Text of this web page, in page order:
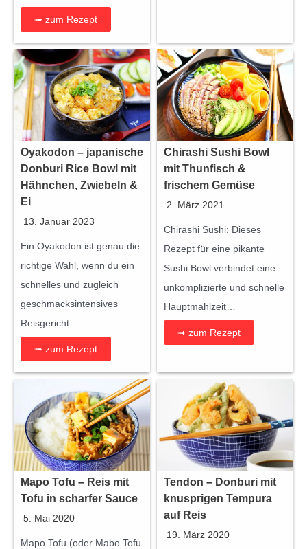
➟ zum Rezept
Oyakodon – japanische
Donburi Rice Bowl mit
Hähnchen, Zwiebeln &
Ei
13. Januar 2023
Ein Oyakodon ist genau die
richtige Wahl, wenn du ein
schnelles und zugleich
geschmacksintensives
Reisgericht…
➟ zum Rezept
Chirashi Sushi Bowl
mit Thunfisch &
frischem Gemüse
2. März 2021
Chirashi Sushi: Dieses
Rezept für eine pikante
Sushi Bowl verbindet eine
unkomplizierte und schnelle
Hauptmahlzeit…
➟ zum Rezept
Mapo Tofu – Reis mit
Tofu in scharfer Sauce
5. Mai 2020
Mapo Tofu (oder Mabo Tofu
Tendon – Donburi mit
knusprigen Tempura
auf Reis
19. März 2020